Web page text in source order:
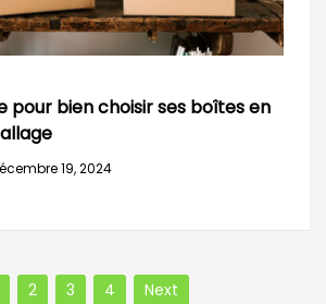
pour bien choisir ses boîtes en
19, 2024
des
2 3 4 Next